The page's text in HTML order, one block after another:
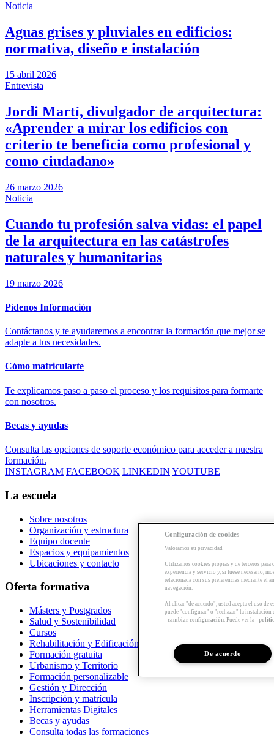
Noticia
Aguas grises y pluviales en edificios:
normativa, diseño e instalación
15 abril 2026
Entrevista
Jordi Martí, divulgador de arquitectura:
«Aprender a mirar los edificios con
criterio te beneficia como profesional y
como ciudadano»
26 marzo 2026
Noticia
Cuando tu profesión salva vidas: el papel
de la arquitectura en las catástrofes
naturales y humanitarias
19 marzo 2026
Pídenos Información
Contáctanos y te ayudaremos a encontrar la formación que mejor se
adapte a tus necesidades.
Cómo matricularte
Te explicamos paso a paso el proceso y los requisitos para formarte
con nosotros.
Becas y ayudas
Consulta las opciones de soporte económico para acceder a nuestra
formación.
INSTAGRAM FACEBOOK LINKEDIN YOUTUBE
La escuela
Sobre nosotros
Organización y estructura
Equipo docente
Espacios y equipamientos
Ubicaciones y contacto
Oferta formativa
Másters y Postgrados
Salud y Sostenibilidad
Cursos
Rehabilitación y Edificación
Formación gratuita
Urbanismo y Territorio
Formación personalizable
Gestión y Dirección
Inscripción y matrícula
Herramientas Digitales
Becas y ayudas
Consulta todas las formaciones
Configuración de cookies
Valoramos su privacidad
Utilizamos cookies propias y de terceros para
experiencia y servicio y, si fuese necesario,
relacionada con sus preferencias mediante el
navegación.
Al clicar "de acuerdo", usted acepta el uso de
puede "configurar" o "rechazar" la instalación
cambiar configuración . Puede ver la
De acuerdo